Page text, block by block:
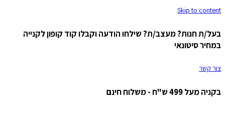
Skip to content
בעל/ת חנות? מעצב/ת? שילחו הודעה וקבלו קוד קופון לקנייה
במחיר סיטונאי
צור קשר
בקניה מעל 499 ש"ח - משלוח חינם